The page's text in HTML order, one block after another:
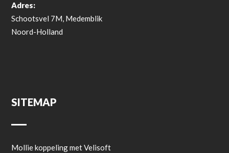
Adres:
Schootsvel 7M, Medemblik
Noord-Holland
SITEMAP
Mollie koppeling met Velisoft